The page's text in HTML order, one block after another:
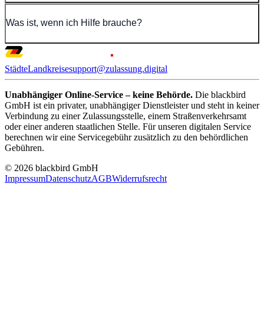
Was ist, wenn ich Hilfe brauche?
StädteLandkreisesupport@zulassung.digital
Unabhängiger Online-Service – keine Behörde. Die blackbird
GmbH ist ein privater, unabhängiger Dienstleister und steht in keiner
Verbindung zu einer Zulassungsstelle, einem Straßenverkehrsamt
oder einer anderen staatlichen Stelle. Für unseren digitalen Service
berechnen wir eine Servicegebühr zusätzlich zu den behördlichen
Gebühren.
© 2026 blackbird GmbH
ImpressumDatenschutzAGBWiderrufsrecht